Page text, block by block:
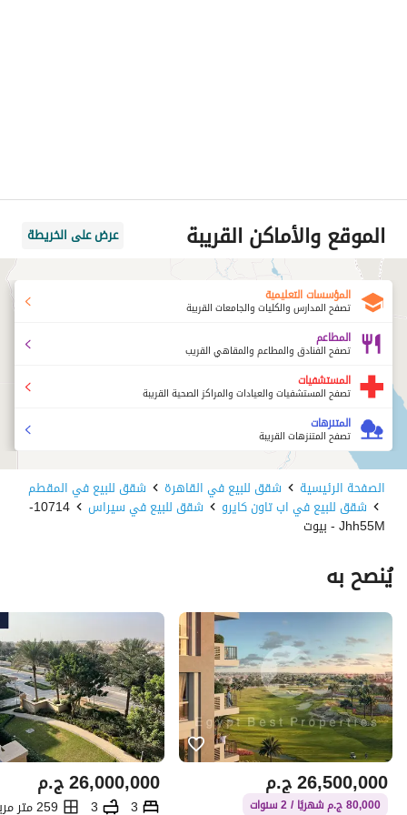
الموقع والأماكن القريبة عرض على الخريطة
المؤسسات التعليمية
تصفح المدارس والكليات والجامعات القريبة
المطاعم
تصفح الفنادق والمطاعم والمقاهي القريب
المستشفيات
تصفح المستشفيات والعيادات والمراكز الصحية القريبة
المتنزهات
تصفح المتنزهات القريبة
الصفحة الرئيسية شقق للبيع في القاهرة شقق للبيع في المقطم
شقق للبيع في اب تاون كايرو شقق للبيع في سيراس 10714-
Jhh55M - بيوت
يُنصح به
ج.م26,500,000
80,000 ج.م شهريًا / 2 سنوات
ج.م26,000,000
3
3 259 متر مربع